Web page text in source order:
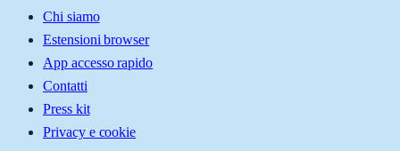
Chi siamo
Estensioni browser
App accesso rapido
Contatti
Press kit
Privacy e cookie